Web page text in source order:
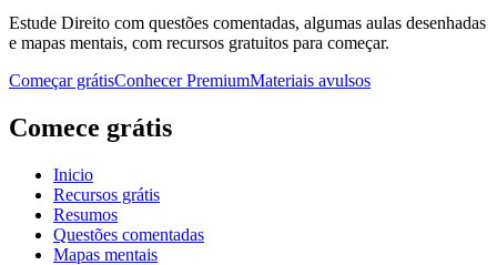
Estude Direito com questões comentadas, algumas aulas desenhadas
e mapas mentais, com recursos gratuitos para começar.
Começar grátisConhecer PremiumMateriais avulsos
Comece grátis
Inicio
Recursos grátis
Resumos
Questões comentadas
Mapas mentais